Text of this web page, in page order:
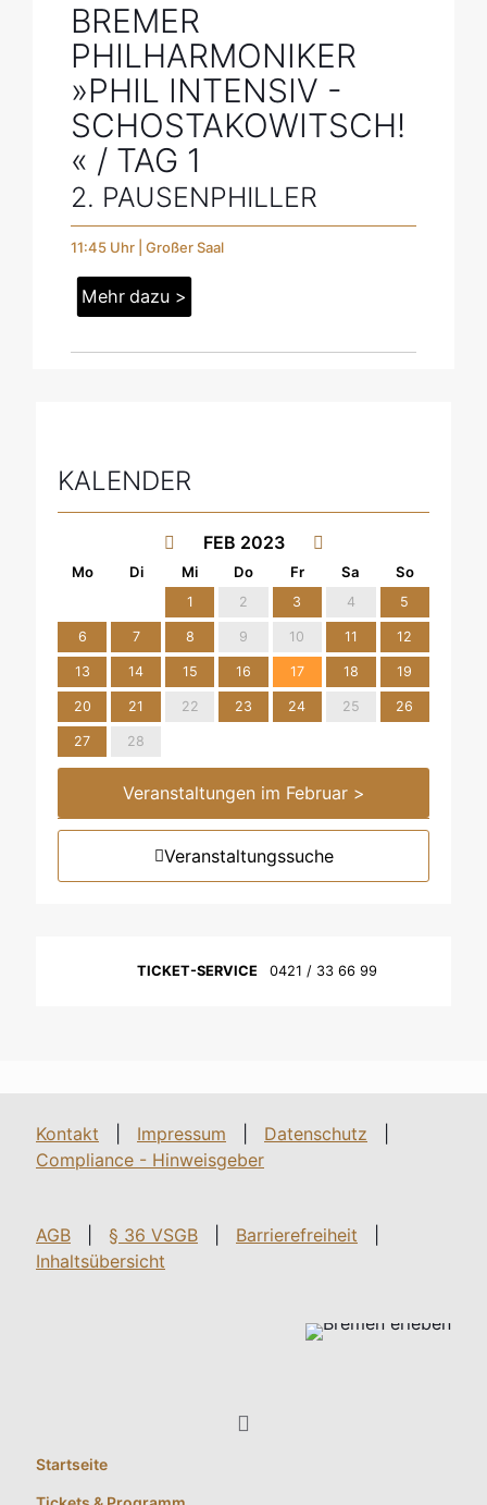
BREMER
PHILHARMONIKER
»PHIL INTENSIV -
SCHOSTAKOWITSCH!
« / TAG 1
2. PAUSENPHILLER
11:45 Uhr | Großer Saal
Mehr dazu >
KALENDER
FEB 2023
1 2 3 4 5
6 7 8 9 10 11 12
13 14 15 16 17 18 19
20 21 22 23 24 25 26
27 28
Veranstaltungen im Februar >
Veranstaltungssuche
TICKET-SERVICE 0421 / 33 66 99
Kontakt Impressum Datenschutz
Compliance - Hinweisgeber
AGB § 36 VSGB Barrierefreiheit
Inhaltsübersicht
Startseite